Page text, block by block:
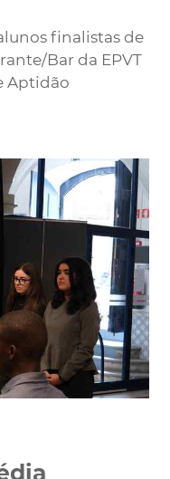
finalistas de
Bar da EPVT
Aptidão